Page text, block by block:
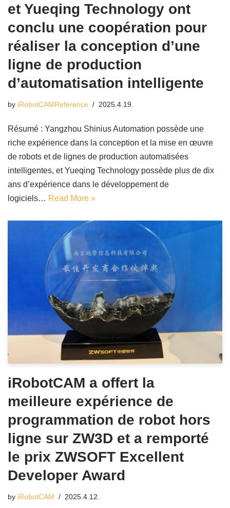
et Yueqing Technology ont
conclu une coopération pour
réaliser la conception d’une
ligne de production
d’automatisation intelligente
by iRobotCAMReference 2025.4.19.
Résumé : Yangzhou Shinius Automation possède une
riche expérience dans la conception et la mise en œuvre
de robots et de lignes de production automatisées
intelligentes, et Yueqing Technology possède plus de dix
ans d’expérience dans le développement de
logiciels… Read More »
iRobotCAM a offert la
meilleure expérience de
programmation de robot hors
ligne sur ZW3D et a remporté
le prix ZWSOFT Excellent
Developer Award
by iRobotCAM 2025.4.12.